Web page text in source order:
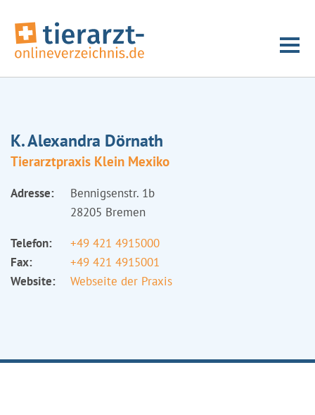
K. Alexandra Dörnath
Tierarztpraxis Klein Mexiko
Adresse:
Bennigsenstr. 1b
28205 Bremen
Telefon:
+49 421 4915000
Fax:
+49 421 4915001
Website:
Webseite der Praxis